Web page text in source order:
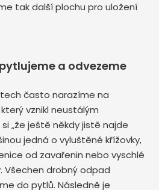
tak další plochu pro uložení
a odvezeme
často narazíme na
vznikl neustálým
„že ještě někdy jistě najde
jedná o vyluštěné křížovky,
od zavařenin nebo vyschlé
Všechen drobný odpad
do pytlů. Následně je